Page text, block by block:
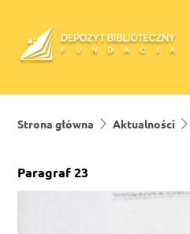
Strona główna Aktualności
Paragraf 23